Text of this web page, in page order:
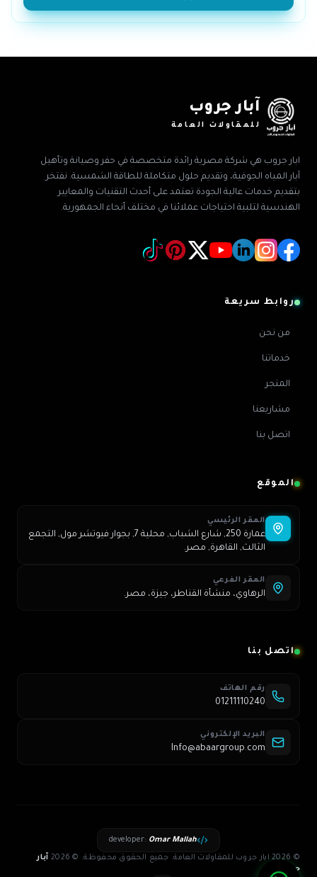
آبار جروب
للمقاولات العامة
ابار جروب هي شركة مصرية رائدة متخصصة في حفر وصيانة وتأهيل
آبار المياه الجوفية، وتقديم حلول متكاملة للطاقة الشمسية. نفتخر
بتقديم خدمات عالية الجودة تعتمد على أحدث التقنيات والمعايير
الهندسية لتلبية احتياجات عملائنا في مختلف أنحاء الجمهورية.
روابط سريعة
من نحن
خدماتنا
المتجر
مشاريعنا
اتصل بنا
الموقع
المقر الرئيسي
عمارة 250, شارع الشباب, محلية 7, بجوار فيوتشر مول, التجمع
الثالث, القاهرة, مصر.
المقر الفرعي
الرهاوي، منشأة القناطر، جيزة، مصر.
اتصل بنا
رقم الهاتف
01211110240
البريد الإلكتروني
Info@abaargroup.com
© 2026 ابار جروب للمقاولات العامة. جميع الحقوق محفوظة. ©
2026 آبار
جروب
developer: Omar Mallah